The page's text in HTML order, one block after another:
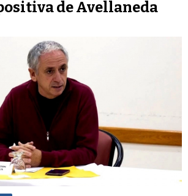
de Avellaneda